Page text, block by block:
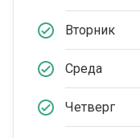
Вторник
Среда
Четверг